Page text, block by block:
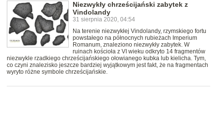
Niezwykły chrześcijański zabytek z
Vindolandy
31 sierpnia 2020, 04:54
Na terenie niezwykłej Vindolandy, rzymskiego fortu
powstałego na północnych rubieżach Imperium
Romanum, znaleziono niezwykły zabytek. W
ruinach kościoła z VI wieku odkryto 14 fragmentów
niezwykle rzadkiego chrześcijańskiego ołowianego kubka lub kielicha. Tym,
co czyni znalezisko jeszcze bardziej wyjątkowym jest fakt, że na fragmentach
wyryto różne symbole chrześcijańskie.